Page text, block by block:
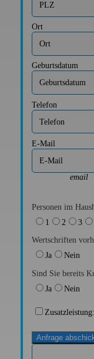
Ort
Geburtsdatum
Telefon
E-Mail
email
Personen im
1
2 3
Wertschriften
Ja
Nein
Sind Sie bereits
Ja
Nein
Anfrage